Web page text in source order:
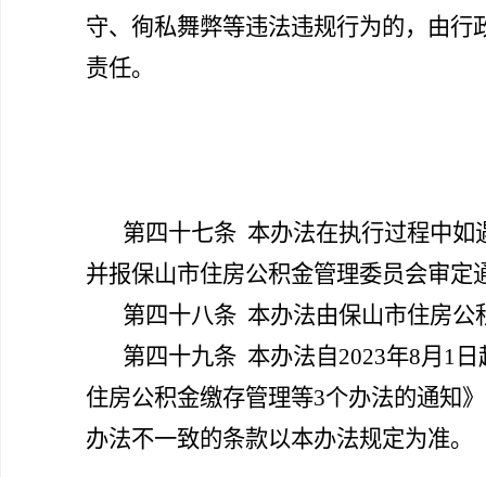
守、徇私舞弊等违法违规行为的，由
责任。
第四十七条 本办法在执行过程中如
并报保山市住房公积金管理委员会审定
第四十八条 本办法由保山市住房公
第四十九条 本办法自2023年8月1
住房公积金缴存管理等3个办法的通知
办法不一致的条款以本办法规定为准。